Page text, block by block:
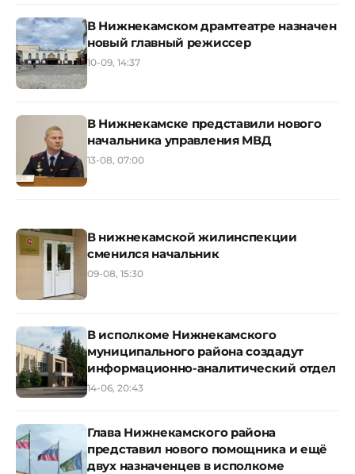
В Нижнекамском драмтеатре назначен
новый главный режиссер
10-09, 14:37
В Нижнекамске представили нового
начальника управления МВД
13-08, 07:00
В нижнекамской жилинспекции
сменился начальник
09-08, 15:30
В исполкоме Нижнекамского
муниципального района создадут
информационно-аналитический отдел
14-06, 20:43
Глава Нижнекамского района
представил нового помощника и ещё
двух назначенцев в исполкоме